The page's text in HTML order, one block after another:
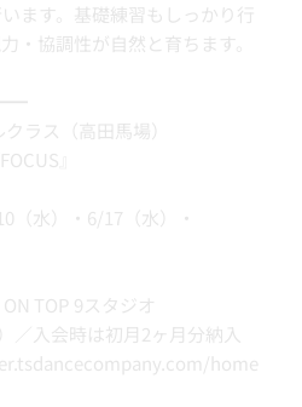
ます。基礎練習もしっかり行
・協調性が自然と育ちます。
ラス（高田馬場）
』
水）・6/17（水）・
TOP 9スタジオ
／入会時は初月2ヶ月分納入
home